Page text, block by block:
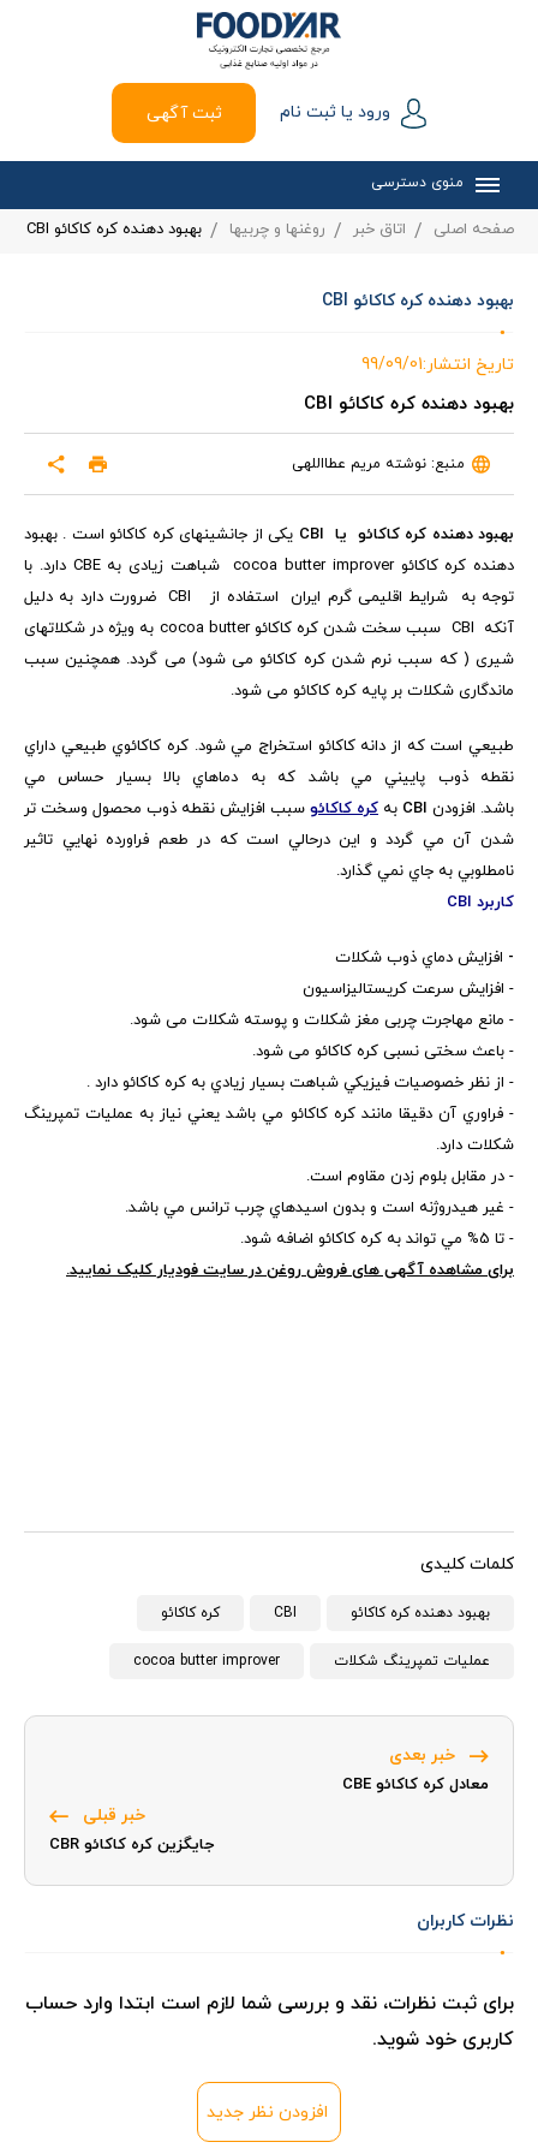
ورود یا ثبت نام ثبت آگهی
منوی دسترسی
صفحه اصلی اتاق خبر روغنها و چربیها بهبود دهنده کره کاکائو CBI
بهبود دهنده کره کاکائو CBI
تاریخ انتشار:99/09/01
بهبود دهنده کره کاکائو CBI
منبع: نوشته مریم عطااللهی
بهبود دهنده کره کاکائو یا CBI یکی از جانشینهای کره کاکائو است . بهبود
دهنده کره کاکائو cocoa butter improver شباهت زیادی به CBE دارد. با
توجه به شرایط اقلیمی گرم ایران استفاده از CBI ضرورت دارد به دلیل
آنکه CBI سبب سخت شدن کره کاکائو cocoa butter به ویژه در شکلاتهای
شیری ( که سبب نرم شدن کره کاکائو می شود) می گردد. همچنین سبب
ماندگاری شکلات بر پایه کره کاکائو می شود.
طبيعي است که از دانه کاکائو استخراج مي شود. کره کاکائوي طبيعي داراي
نقطه ذوب پاييني مي باشد که به دماهاي بالا بسيار حساس مي
باشد. افزودن CBI به کره کاکائو سبب افزايش نقطه ذوب محصول وسخت تر
شدن آن مي گردد و اين درحالي است که در طعم فراورده نهايي تاثير
نامطلوبي به جاي نمي گذارد.
کاربرد CBI
- افزايش دماي ذوب شکلات
- افزایش سرعت کریستالیزاسیون
- مانع مهاجرت چربی مغز شکلات و پوسته شکلات می شود.
- باعث سختی نسبی کره کاکائو می شود.
- از نظر خصوصيات فيزيکي شباهت بسيار زيادي به کره کاکائو دارد .
- فراوري آن دقيقا مانند کره کاکائو مي باشد يعني نياز به عملیات تمپرینگ
شکلات دارد.
- در مقابل بلوم زدن مقاوم است.
- غير هيدروژنه است و بدون اسيدهاي چرب ترانس مي باشد.
- تا 5% مي تواند به کره کاکائو اضافه شود.
برای مشاهده آگهی های فروش روغن در سایت فودیار کلیک نمایید.
کلمات کلیدی
بهبود دهنده کره کاکائو CBI کره کاکائو
عملیات تمپرینگ شکلات cocoa butter improver
خبر بعدی
معادل کره کاکائو CBE
خبر قبلی
جایگزين کره کاکائو CBR
نظرات کاربران
برای ثبت نظرات، نقد و بررسی شما لازم است ابتدا وارد حساب
کاربری خود شوید.
افزودن نظر جدید